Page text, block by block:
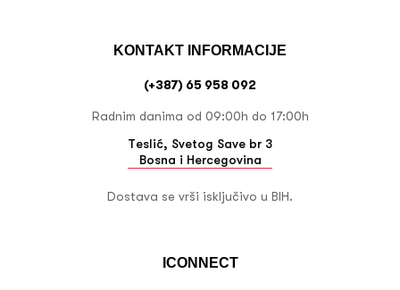
ICONNECT
KONTAKT INFORMACIJE
(+387) 65 958 092
Radnim danima od 09:00h do 17:00h
Teslić, Svetog Save br 3
Bosna i Hercegovina
Dostava se vrši isključivo u BIH.